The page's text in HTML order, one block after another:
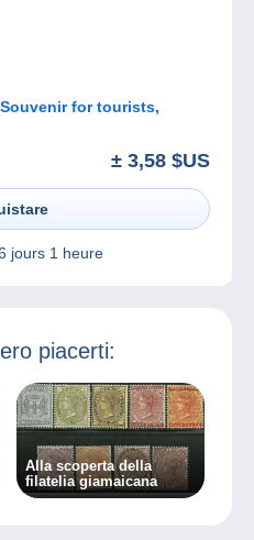
for tourists,
± 3,58 $US
jours 1 heure
piacerti:
Alla scoperta della
filatelia giamaicana